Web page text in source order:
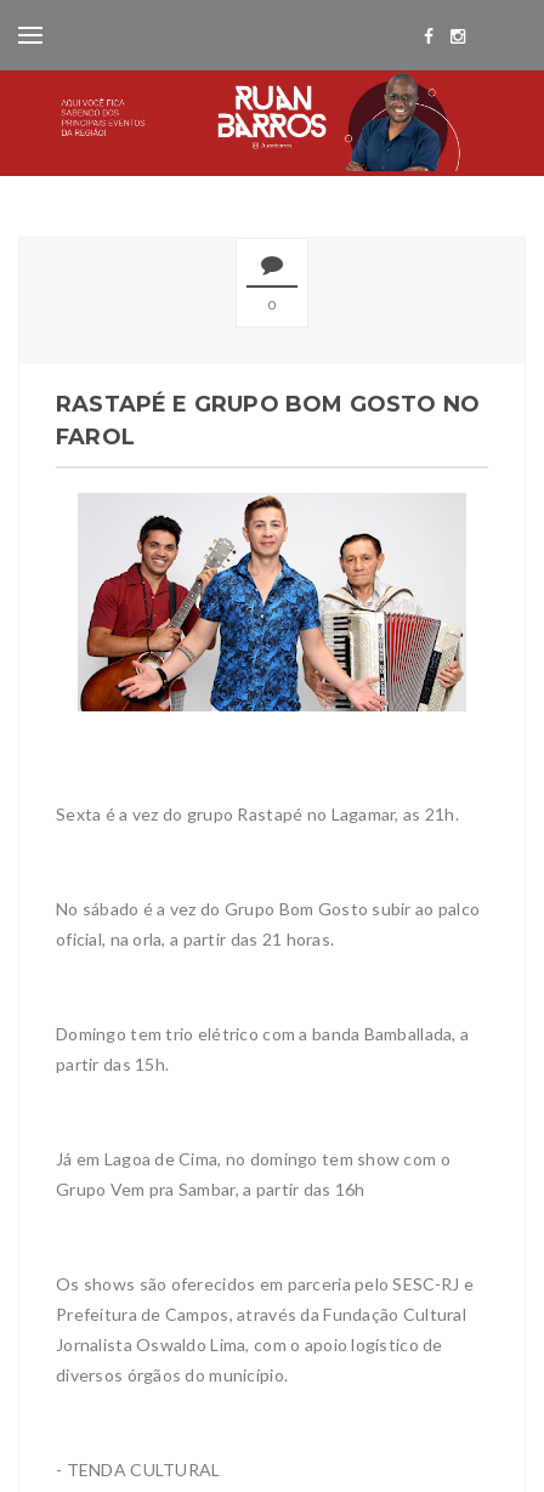
0
RASTAPÉ E GRUPO BOM GOSTO NO
FAROL
Sexta é a vez do grupo Rastapé no Lagamar, as 21h.
No sábado é a vez do Grupo Bom Gosto subir ao palco
oficial, na orla, a partir das 21 horas.
Domingo tem trio elétrico com a banda Bamballada, a
partir das 15h.
Já em Lagoa de Cima, no domingo tem show com o
Grupo Vem pra Sambar, a partir das 16h
Os shows são oferecidos em parceria pelo SESC-RJ e
Prefeitura de Campos, através da Fundação Cultural
Jornalista Oswaldo Lima, com o apoio logístico de
diversos órgãos do município.
- TENDA CULTURAL